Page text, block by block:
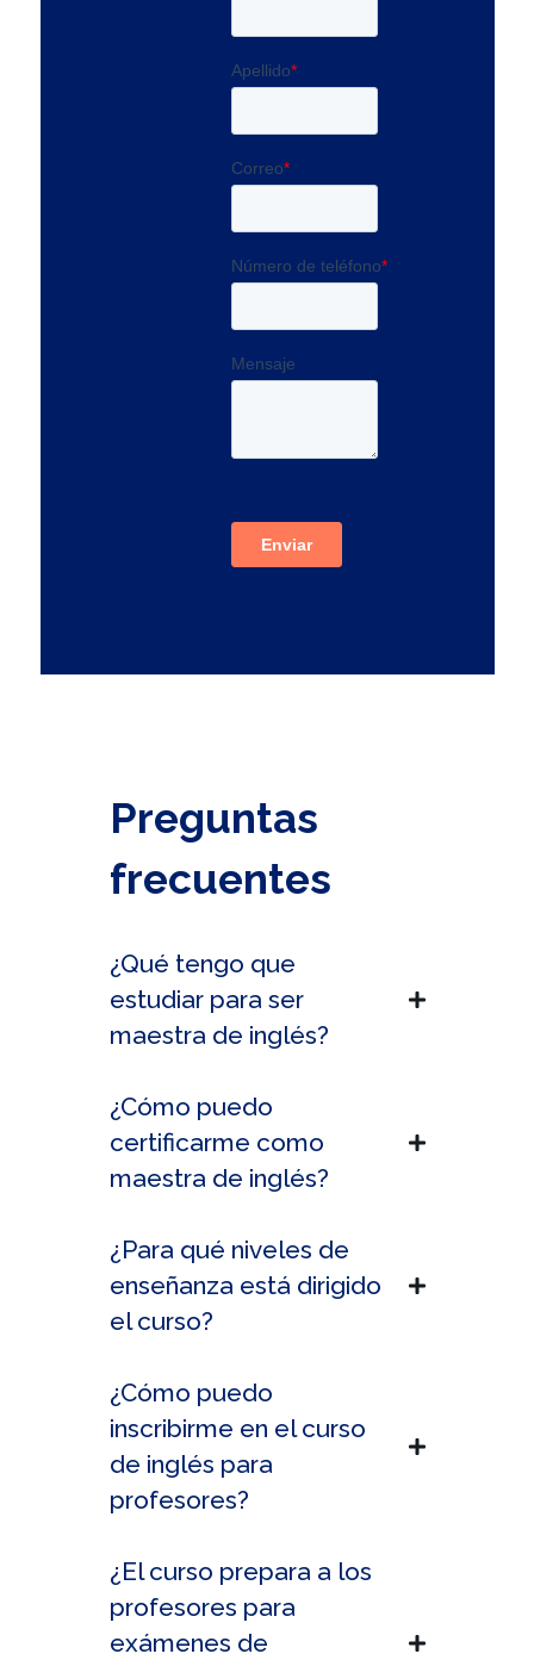
Preguntas
frecuentes
¿Qué tengo que
estudiar para ser
maestra de inglés?
¿Cómo puedo
certificarme como
maestra de inglés?
¿Para qué niveles de
enseñanza está dirigido
el curso?
¿Cómo puedo
inscribirme en el curso
de inglés para
profesores?
¿El curso prepara a los
profesores para
exámenes de